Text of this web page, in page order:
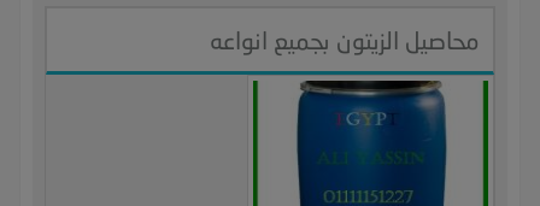
محاصيل الزيتون بجميع انواعه